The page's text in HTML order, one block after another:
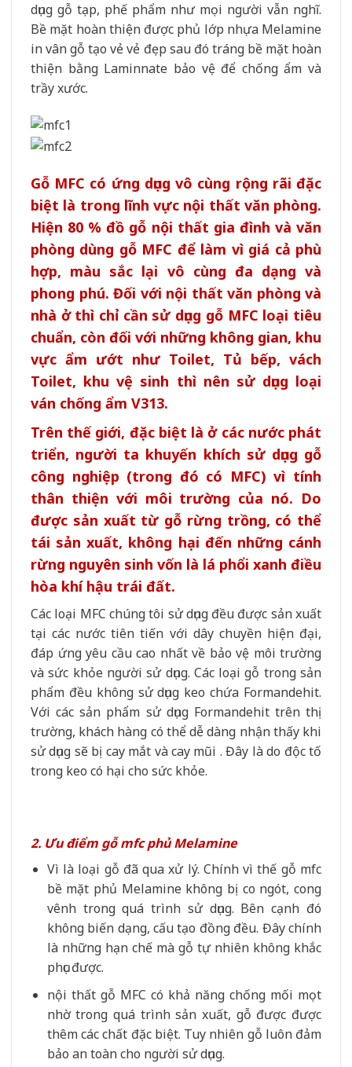
dụng gỗ tạp, phế phẩm như mọi người vẫn nghĩ.
Bề mặt hoàn thiện được phủ lớp nhựa Melamine
in vân gỗ tạo vẻ vẻ đẹp sau đó tráng bề mặt hoàn
thiện bằng Laminnate bảo vệ để chống ẩm và
trầy xước.
Gỗ MFC có ứng dụng vô cùng rộng rãi đặc
biệt là trong lĩnh vực nội thất văn phòng.
Hiện 80 % đồ gỗ nội thất gia đình và văn
phòng dùng gỗ MFC để làm vì giá cả phù
hợp, màu sắc lại vô cùng đa dạng và
phong phú. Đối với nội thất văn phòng và
nhà ở thì chỉ cần sử dụng gỗ MFC loại tiêu
chuẩn, còn đối với những không gian, khu
vực ẩm ướt như Toilet, Tủ bếp, vách
Toilet, khu vệ sinh thì nên sử dụng loại
ván chống ẩm V313.
Trên thế giới, đặc biệt là ở các nước phát
triển, người ta khuyến khích sử dụng gỗ
công nghiệp (trong đó có MFC) vì tính
thân thiện với môi trường của nó. Do
được sản xuất từ gỗ rừng trồng, có thể
tái sản xuất, không hại đến những cánh
rừng nguyên sinh vốn là lá phổi xanh điều
hòa khí hậu trái đất.
Các loại MFC chúng tôi sử dụng đều được sản xuất
tại các nước tiên tiến với dây chuyền hiện đại,
đáp ứng yêu cầu cao nhất về bảo vệ môi trường
và sức khỏe người sử dụng. Các loại gỗ trong sản
phẩm đều không sử dụng keo chứa Formandehit.
Với các sản phẩm sử dụng Formandehit trên thị
trường, khách hàng có thể dễ dàng nhận thấy khi
sử dụng sẽ bị cay mắt và cay mũi . Đây là do độc tố
trong keo có hại cho sức khỏe.
2. Ưu điểm gỗ mfc phủ Melamine
Vì là loại gỗ đã qua xử lý. Chính vì thế gỗ mfc
bề mặt phủ Melamine không bị co ngót, cong
vênh trong quá trình sử dụng. Bên cạnh đó
không biến dạng, cấu tạo đồng đều. Đây chính
là những hạn chế mà gỗ tự nhiên không khắc
phục được.
nội thất gỗ MFC có khả năng chống mối mọt
nhờ trong quá trình sản xuất, gỗ được được
thêm các chất đặc biệt. Tuy nhiên gỗ luôn đảm
bảo an toàn cho người sử dụng.